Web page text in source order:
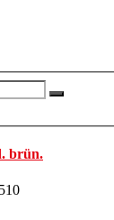
brün.